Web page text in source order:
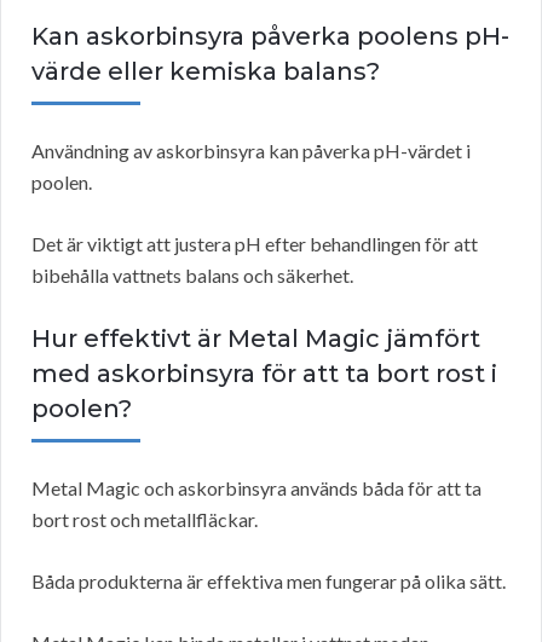
Kan askorbinsyra påverka poolens pH-
värde eller kemiska balans?
Användning av askorbinsyra kan påverka pH-värdet i
poolen.
Det är viktigt att justera pH efter behandlingen för att
bibehålla vattnets balans och säkerhet.
Hur effektivt är Metal Magic jämfört
med askorbinsyra för att ta bort rost i
poolen?
Metal Magic och askorbinsyra används båda för att ta
bort rost och metallfläckar.
Båda produkterna är effektiva men fungerar på olika sätt.